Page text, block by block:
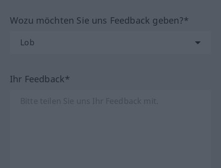
Wozu möchten Sie uns Feedback geben?*
Ihr Feedback*